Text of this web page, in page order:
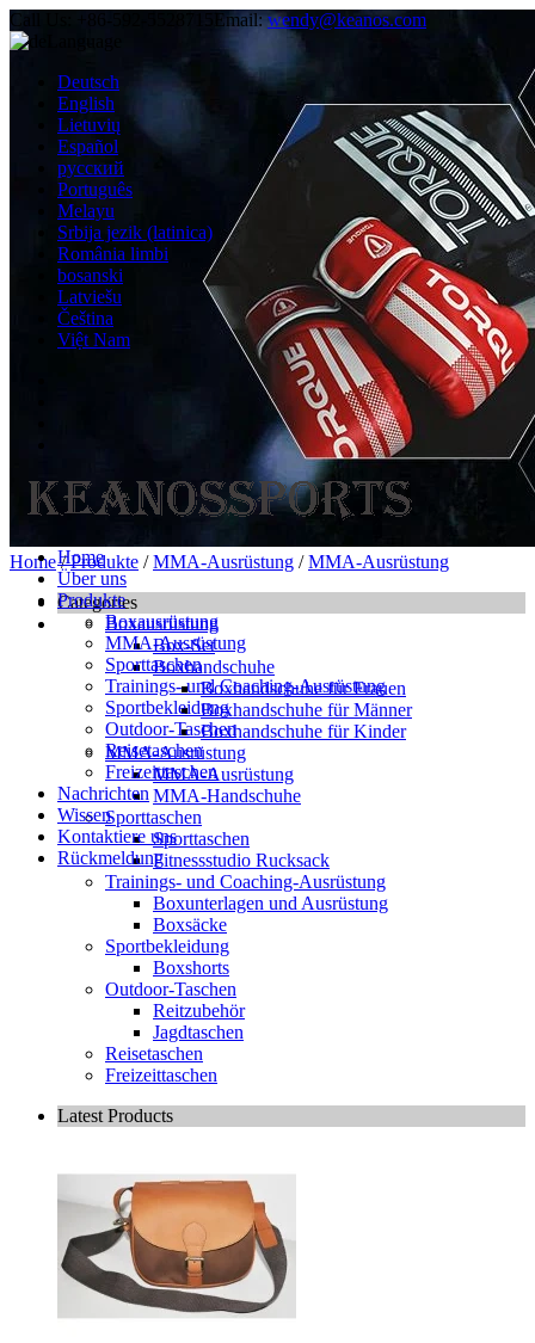
Call Us: +86-592-5528715 Email:wendy@keanos.com
Deutsch
English
Lietuvių
Español
русский
Português
Melayu
Srbija jezik (latinica)
România limbi
bosanski
Latviešu
Čeština
Việt Nam
Home
Über uns
Produkte
Boxausrüstung
MMA-Ausrüstung
Sporttaschen
Trainings- und Coaching-Ausrüstung
Sportbekleidung
Outdoor-Taschen
Reisetaschen
Freizeittaschen
Nachrichten
Wissen
Kontaktiere uns
Rückmeldung
Home/Produkte /MMA-Ausrüstung /MMA-Ausrüstung
Categories
Boxausrüstung
Box-Set
Boxhandschuhe
Boxhandschuhe für Frauen
Boxhandschuhe für Männer
Boxhandschuhe für Kinder
MMA-Ausrüstung
MMA-Ausrüstung
MMA-Handschuhe
Sporttaschen
Sporttaschen
Fitnessstudio Rucksack
Trainings- und Coaching-Ausrüstung
Boxunterlagen und Ausrüstung
Boxsäcke
Sportbekleidung
Boxshorts
Outdoor-Taschen
Reitzubehör
Jagdtaschen
Reisetaschen
Freizeittaschen
Latest Products